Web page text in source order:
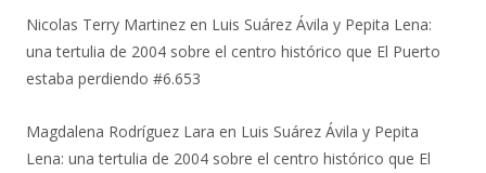
Nicolas Terry Martinez en Luis Suárez Ávila y Pepita Lena:
una tertulia de 2004 sobre el centro histórico que El Puerto
estaba perdiendo #6.653
Magdalena Rodríguez Lara en Luis Suárez Ávila y Pepita
Lena: una tertulia de 2004 sobre el centro histórico que El